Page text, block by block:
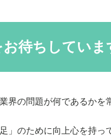
お待ちしてい
界の問題が何であるかを
」のために向上心を持っ